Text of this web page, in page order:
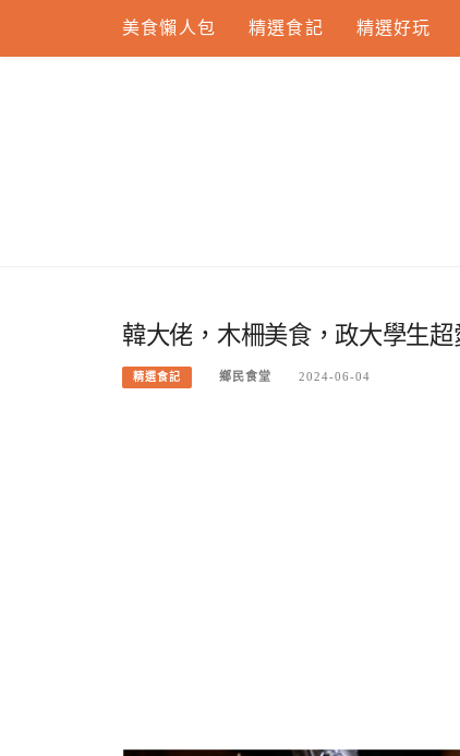
content
美食懶人包 精選食記 精選好玩
韓大佬，木柵美食，政大學生
精選食記 鄉民食堂 2024-06-04